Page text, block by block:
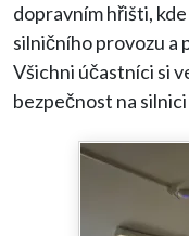
dopravním hřišti,
silničního provozu a
Všichni účastníci si
bezpečnost na